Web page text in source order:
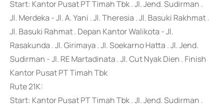
Start: Kantor Pusat PT Timah Tbk . Jl. Jend. Sudirman .
Jl. Merdeka - Jl. A. Yani . Jl. Theresia . Jl. Basuki Rakhmat .
Jl. Basuki Rahmat . Depan Kantor Walikota - Jl.
Rasakunda . Jl. Girimaya . Jl. Soekarno Hatta . Jl. Jend.
Sudirman - Jl. RE Martadinata . Jl. Cut Nyak Dien . Finish
Kantor Pusat PT Timah Tbk
Rute 21K:
Start: Kantor Pusat PT Timah Tbk . Jl. Jend. Sudirman .